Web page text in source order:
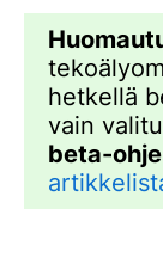
hetkellä
vain
beta-